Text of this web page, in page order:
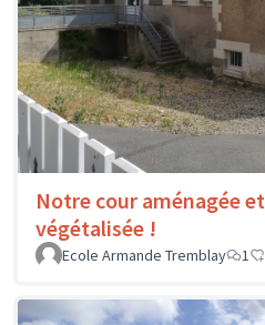
Notre cour aménagée et
végétalisée !
Ecole Armande Tremblay
1